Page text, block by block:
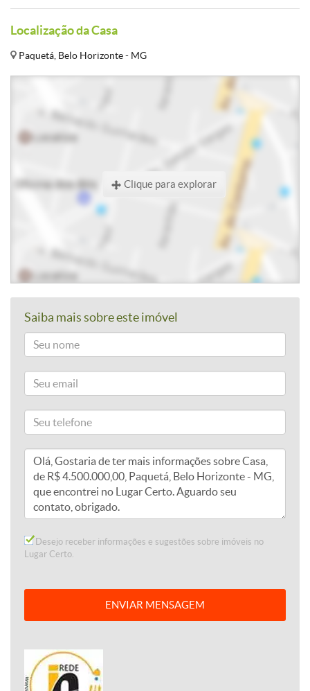
Localização da Casa
Paquetá, Belo Horizonte - MG
Clique para explorar
Saiba mais sobre este imóvel
Desejo receber informações e sugestões sobre imóveis no
Lugar Certo.
ENVIAR MENSAGEM